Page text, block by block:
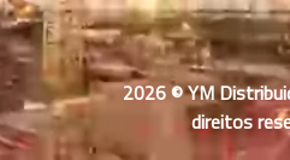
2026 © YM
direitos